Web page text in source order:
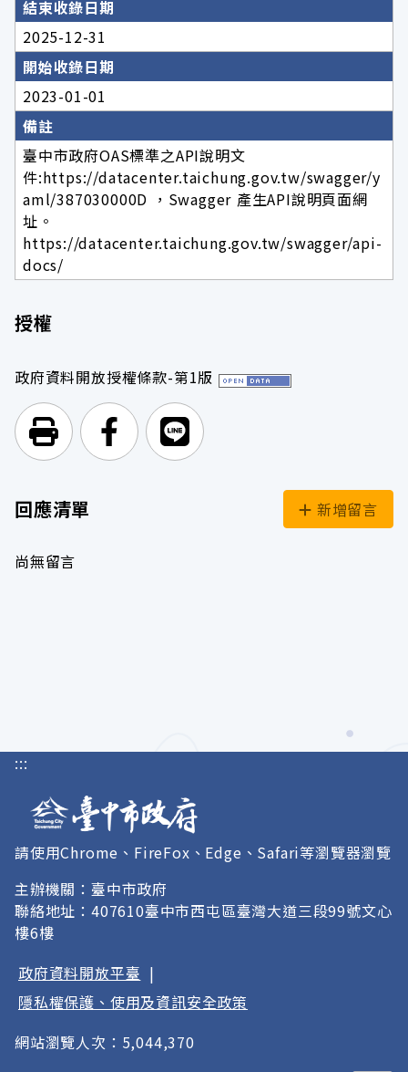
結束收錄日期
2025-12-31
開始收錄日期
2023-01-01
備註
臺中市政府OAS標準之API說明文
件:https://datacenter.taichung.gov.tw/swagger/y
aml/387030000D ，Swagger 產生API說明頁面網
址。
https://datacenter.taichung.gov.tw/swagger/api-
docs/
授權
政府資料開放授權條款-第1版
列印頁面前往Facebook
前往Line
回應清單 新增留言
尚無留言
:::
請使用Chrome、FireFox、Edge、Safari等瀏覽器瀏覽
主辦機關：臺中市政府
聯絡地址：407610臺中市西屯區臺灣大道三段99號文心
樓6樓
政府資料開放平臺 |
隱私權保護、使用及資訊安全政策
網站瀏覽人次：5,044,370